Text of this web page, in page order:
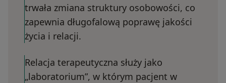
trwała zmiana struktury osobowości, co
zapewnia długofalową poprawę jakości
życia i relacji.
Relacja terapeutyczna służy jako
„laboratorium”, w którym pacjent w